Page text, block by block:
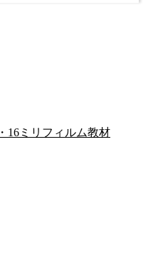
16ミリフィルム教材